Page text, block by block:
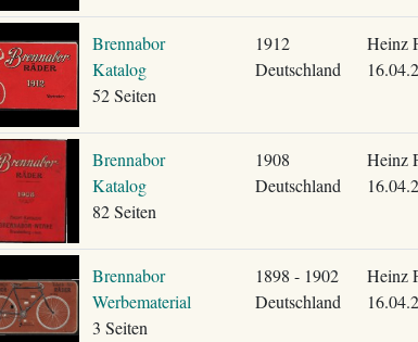
Brennabor
Katalog
52 Seiten
1912
Deutschland
Heinz
Brennabor
Katalog
82 Seiten
1908
Deutschland
Heinz
Brennabor
Werbematerial
3 Seiten
1898 - 1902
Deutschland
Heinz